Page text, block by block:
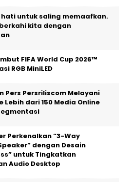
hati untuk saling memaafkan.
kita dengan
FIFA World Cup 2026™
RGB MiniLED
Pers Persriliscom Melayani
Lebih dari 150 Media Online
Perkenalkan “3-Way
dengan Desain
untuk Tingkatkan
Audio Desktop